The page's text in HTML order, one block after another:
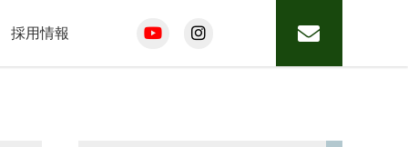
採用情報